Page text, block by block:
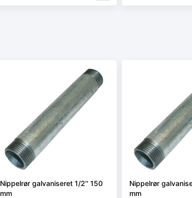
Nippelrør galvaniseret 1/2'' 150
mm
Nippelrør
mm